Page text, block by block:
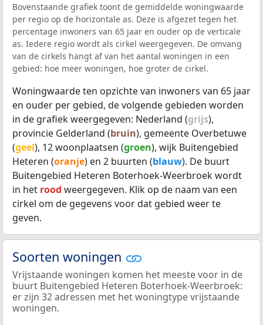
Bovenstaande grafiek toont de gemiddelde woningwaarde
per regio op de horizontale as. Deze is afgezet tegen het
percentage inwoners van 65 jaar en ouder op de verticale
as. Iedere regio wordt als cirkel weergegeven. De omvang
van de cirkels hangt af van het aantal woningen in een
gebied: hoe meer woningen, hoe groter de cirkel.
Woningwaarde ten opzichte van inwoners van 65 jaar
en ouder per gebied, de volgende gebieden worden
in de grafiek weergegeven: Nederland (grijs),
provincie Gelderland (bruin), gemeente Overbetuwe
(geel), 12 woonplaatsen (groen), wijk Buitengebied
Heteren (oranje) en 2 buurten (blauw). De buurt
Buitengebied Heteren Boterhoek-Weerbroek wordt
in het rood weergegeven. Klik op de naam van een
cirkel om de gegevens voor dat gebied weer te
geven.
Soorten woningen
Vrijstaande woningen komen het meeste voor in de
buurt Buitengebied Heteren Boterhoek-Weerbroek:
er zijn 32 adressen met het woningtype vrijstaande
woningen.